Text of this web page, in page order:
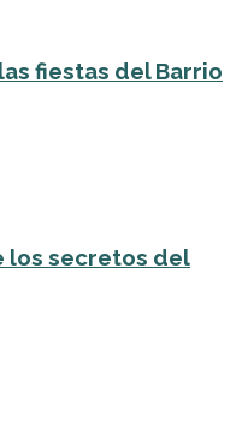
fiestas del Barrio
los secretos del